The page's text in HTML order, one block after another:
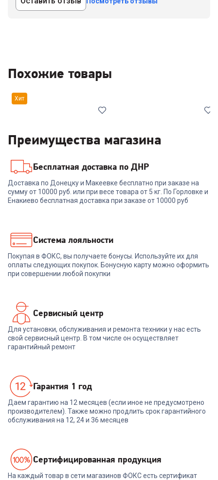
Похожие товары
Хит
Телевизор XIAOMI TV A 55
2026
36 999₽
В корзину
Телевизоры SAMSUNG
UE43U8000FUXRU
В корзину
Преимущества магазина
Бесплатная доставка по ДНР
Доставка по Донецку и Макеевке бесплатно при заказе на
сумму от 10000 руб. или при весе товара от 5 кг. По Горловке и
Енакиево бесплатная доставка при заказе от 10000 руб
Система лояльности
Покупая в ФОКС, вы получаете бонусы. Используйте их для
оплаты следующих покупок. Бонусную карту можно оформить
при совершении любой покупки
Сервисный центр
Для установки, обслуживания и ремонта техники у нас есть
свой сервисный центр. В том числе он осуществляет
гарантийный ремонт
Гарантия 1 год
Даем гарантию на 12 месяцев (если иное не предусмотрено
производителем). Также можно продлить срок гарантийного
обслуживания на 12, 24 и 36 месяцев
Cертифицированная продукция
На каждый товар в сети магазинов ФОКС есть сертификат